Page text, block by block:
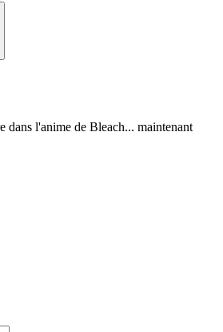
dans l'anime de Bleach... maintenant